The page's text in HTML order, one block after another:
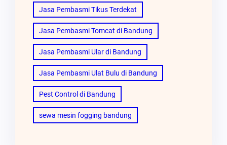
Jasa Pembasmi Tikus Terdekat
Jasa Pembasmi Tomcat di Bandung
Jasa Pembasmi Ular di Bandung
Jasa Pembasmi Ulat Bulu di Bandung
Pest Control di Bandung
sewa mesin fogging bandung